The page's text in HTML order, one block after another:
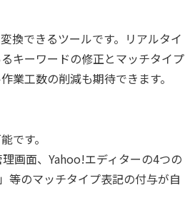
換できるツールです。リアルタイ
キーワードの修正とマッチタイプ
業工数の削減も期待できます。
です。
画面、Yahoo!エディターの4つの
等のマッチタイプ表記の付与が自